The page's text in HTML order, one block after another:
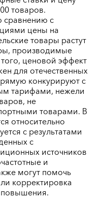
товаров.
сравнению с
цены на
товары растут
производимые
ценовой эффект
для отечественных
конкурируют с
тарифами, нежели
не
товарами. В
относительно
с результатами
с
источников
и
могут помочь
корректировка
повышения.